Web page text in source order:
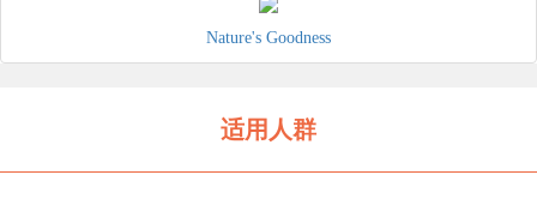
Nature's Goodness
适用人群